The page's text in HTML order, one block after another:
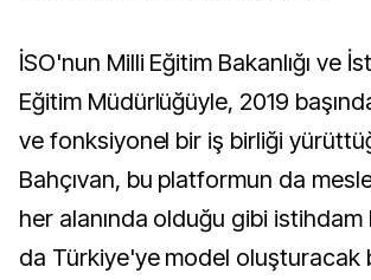
İSO'nun Milli Eğitim Bakanlığı ve
Eğitim Müdürlüğüyle, 2019
ve fonksiyonel bir iş birliği
Bahçıvan, bu platformun da
her alanında olduğu gibi
da Türkiye'ye model oluşturacak